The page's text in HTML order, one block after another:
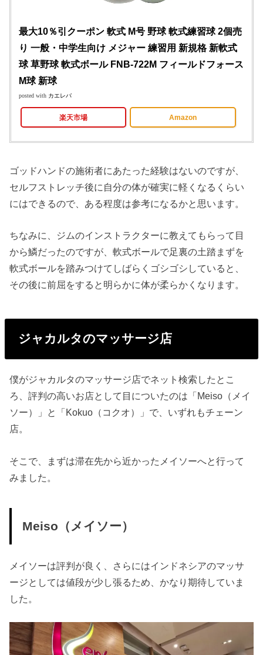
最大10％引クーポン 軟式 M号 野球 軟式練習球 2個売
り 一般・中学生向け メジャー 練習用 新規格 新軟式
球 草野球 軟式ボール FNB-722M フィールドフォース
M球 新球
posted with カエレバ
楽天市場 Amazon
ゴッドハンドの施術者にあたった経験はないのですが、
セルフストレッチ後に自分の体が確実に軽くなるくらい
にはできるので、ある程度は参考になるかと思います。
ちなみに、ジムのインストラクターに教えてもらって目
から鱗だったのですが、軟式ボールで足裏の土踏まずを
軟式ボールを踏みつけてしばらくゴシゴシしていると、
その後に前屈をすると明らかに体が柔らかくなります。
ジャカルタのマッサージ店
僕がジャカルタのマッサージ店でネット検索したとこ
ろ、評判の高いお店として目についたのは「Meiso（メイ
ソー）」と「Kokuo（コクオ）」で、いずれもチェーン
店。
そこで、まずは滞在先から近かったメイソーへと行って
みました。
Meiso（メイソー）
メイソーは評判が良く、さらにはインドネシアのマッサ
ージとしては値段が少し張るため、かなり期待していま
した。